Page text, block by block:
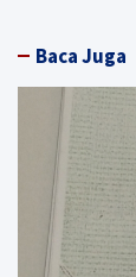
Baca Juga